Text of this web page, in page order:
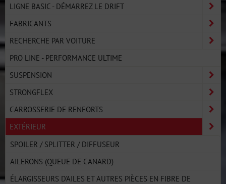
LIGNE BASIC - DÉMARREZ LE DRIFT
FABRICANTS
RECHERCHE PAR VOITURE
PRO LINE - PERFORMANCE ULTIME
SUSPENSION
STRONGFLEX
CARROSSERIE DE RENFORTS
EXTÉRIEUR
SPOILER / SPLITTER / DIFFUSEUR
AILERONS (QUEUE DE CANARD)
ÉLARGISSEURS D'AILES ET AUTRES PIÈCES EN FIBRE DE